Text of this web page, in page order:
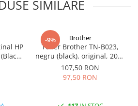
SIMILARE
HP
-9% Brother
Toner Brother TN-B023,
negru (black), original, 2000
pagini
107,50 RON
97,50 RON